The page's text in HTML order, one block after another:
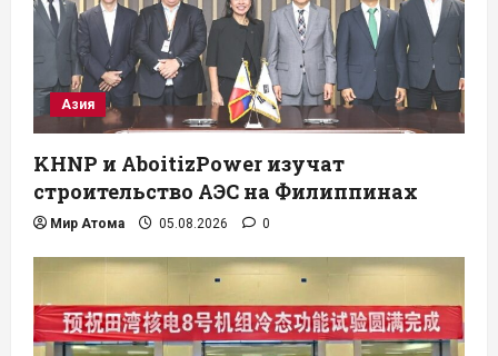
Азия
KHNP и AboitizPower изучат
строительство АЭС на Филиппинах
Мир Атома 05.08.2026 0